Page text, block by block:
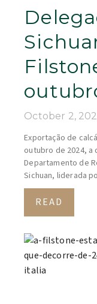
October 2,
Exportação de
outubro de 2024, a
Departamento de
Sichuan, liderada
READ